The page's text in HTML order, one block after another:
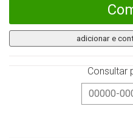
adicionar e
Consultar